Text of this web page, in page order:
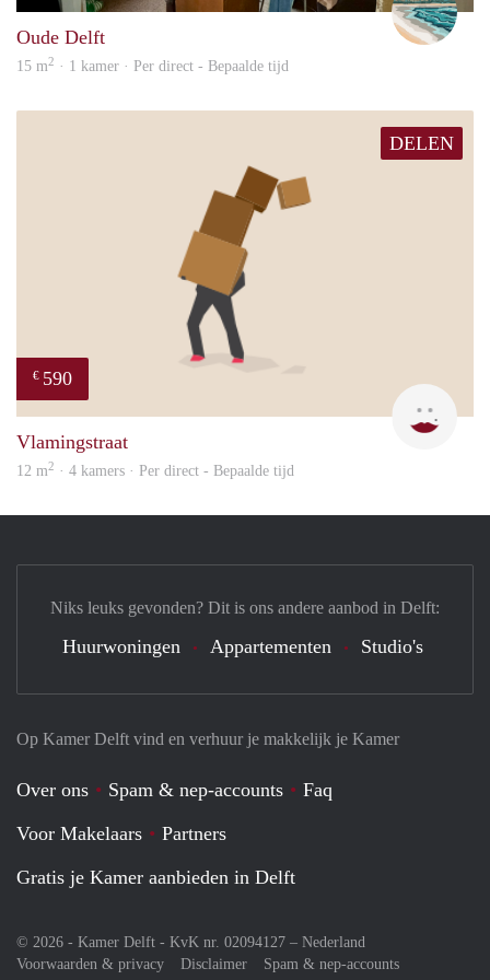
Oude Delft
15 m2 · 1 kamer · Per direct - Bepaalde tijd
DELEN
€ 590
Vlamingstraat
12 m2 · 4 kamers · Per direct - Bepaalde tijd
Op Kamer Delft vind en verhuur je makkelijk je Kamer
Over ons Spam & nep-accounts
Faq
Voor Makelaars
Partners
Gratis je Kamer aanbieden in Delft
© 2026 - Kamer Delft - KvK nr. 02094127 – Nederland
Voorwaarden & privacy
Disclaimer
Spam & nep-accounts
Niks leuks gevonden? Dit is ons andere aanbod in Delft:
Huurwoningen Appartementen Studio's